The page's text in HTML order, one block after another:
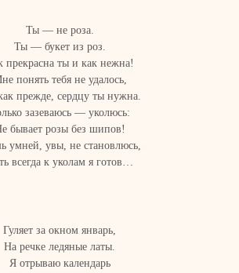
Ты — не роза.
Ты — букет из роз.
прекрасна ты и как нежна!
понять тебя не удалось,
прежде, сердцу ты нужна.
зазеваюсь — уколюсь:
бывает розы без шипов!
умней, увы, не становлюсь,
всегда к уколам я готов…
Гуляет за окном январь,
На речке ледяные латы.
Я отрываю календарь